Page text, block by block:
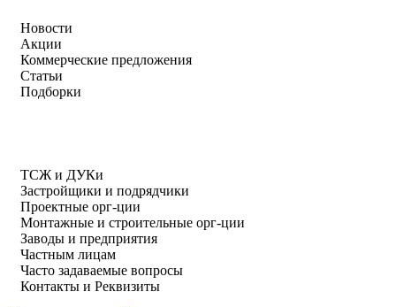
Новости
Акции
Коммерческие предложения
Статьи
Подборки
ТСЖ и ДУКи
Застройщики и подрядчики
Проектные орг-ции
Монтажные и строительные орг-ции
Заводы и предприятия
Частным лицам
Часто задаваемые вопросы
Контакты и Реквизиты